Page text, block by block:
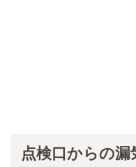
点検口からの漏